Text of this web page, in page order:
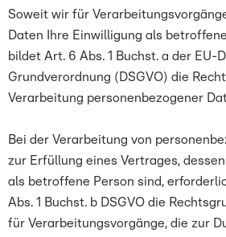
Soweit wir für
Daten Ihre Einwilligung als
bildet Art. 6 Abs. 1 Buchst. a der EU-
Grundverordnung (DSGVO) die
Verarbeitung personenbezogener
Bei der Verarbeitung von
zur Erfüllung eines Vertrages,
als betroffene Person sind,
Abs. 1 Buchst. b DSGVO die
für Verarbeitungsvorgänge, die zur